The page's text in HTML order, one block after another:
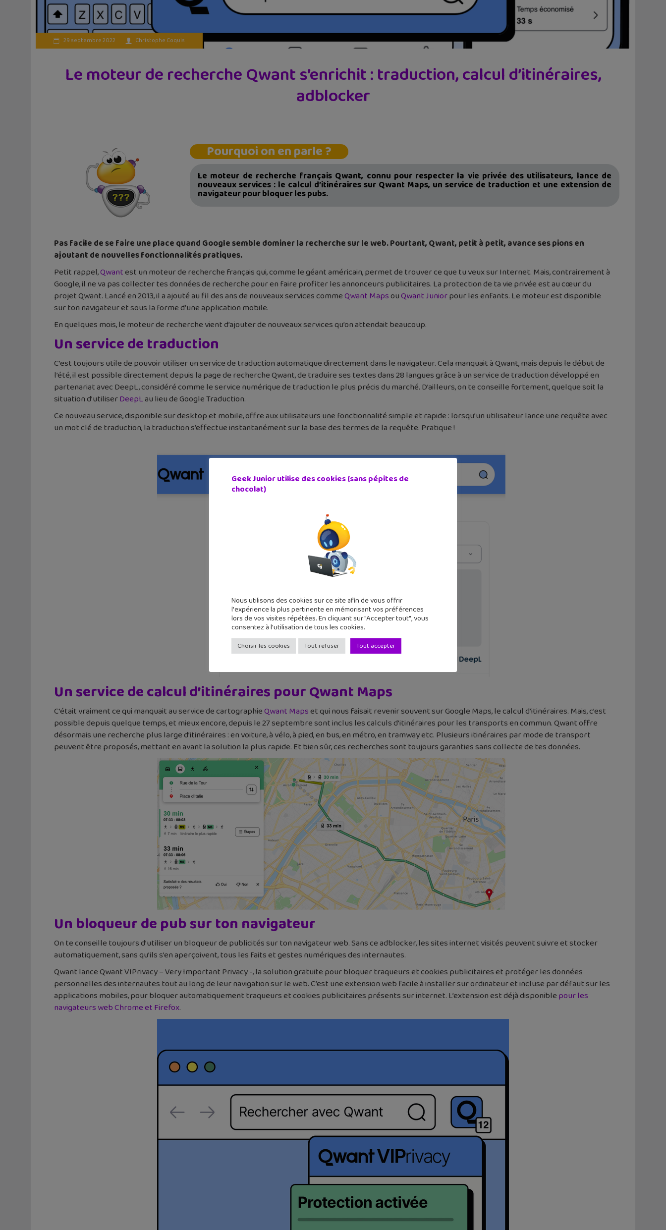
29 septembre 2022 Christophe Coquis
Le moteur de recherche Qwant s’enrichit : traduction, calcul d’itinéraires,
adblocker
Pourquoi on en parle ?
Le moteur de recherche français Qwant, connu pour respecter la vie privée des utilisateurs, lance de
nouveaux services : le calcul d’itinéraires sur Qwant Maps, un service de traduction et une extension de
navigateur pour bloquer les pubs.
Pas facile de se faire une place quand Google semble dominer la recherche sur le web. Pourtant, Qwant, petit à petit, avance ses pions en
ajoutant de nouvelles fonctionnalités pratiques.
Petit rappel,Qwantest un moteur de recherche français qui, comme le géant américain, permet de trouver ce que tu veux sur Internet. Mais, contrairement à
Google, il ne va pas collecter tes données de recherche pour en faire profiter les annonceurs publicitaires. La protection de ta vie privée est au cœur du
projet Qwant. Lancé en 2013, il a ajouté au fil des ans de nouveaux services commeQwant MapsouQwant Juniorpour les enfants. Le moteur est disponible
sur ton navigateur et sous la forme d’une application mobile.
En quelques mois, le moteur de recherche vient d’ajouter de nouveaux services qu’on attendait beaucoup.
Un service de traduction
C’est toujours utile de pouvoir utiliser un service de traduction automatique directement dans le navigateur. Cela manquait à Qwant, mais depuis le début de
l’été, il est possible directement depuis la page de recherche Qwant, de traduire ses textes dans 28 langues grâce à un service de traduction développé en
partenariat avec DeepL, considéré comme le service numérique de traduction le plus précis du marché. D’ailleurs, on te conseille fortement, quelque soit la
situation d’utiliserDeepLau lieu de Google Traduction.
Ce nouveau service, disponible sur desktop et mobile, offre aux utilisateurs une fonctionnalité simple et rapide : lorsqu’un utilisateur lance une requête avec
un mot clé de traduction, la traduction s’effectue instantanément sur la base des termes de la requête. Pratique !
Un service de calcul d’itinéraires pour Qwant Maps
C’était vraiment ce qui manquait au service de cartographieQwant Mapset qui nous faisait revenir souvent sur Google Maps, le calcul d’itinéraires. Mais, c’est
possible depuis quelque temps, et mieux encore, depuis le 27 septembre sont inclus les calculs d’itinéraires pour les transports en commun. Qwant offre
désormais une recherche plus large d’itinéraires : en voiture, à vélo, à pied, en bus, en métro, en tramway etc. Plusieurs itinéraires par mode de transport
peuvent être proposés, mettant en avant la solution la plus rapide. Et bien sûr, ces recherches sont toujours garanties sans collecte de tes données.
Un bloqueur de pub sur ton navigateur
On te conseille toujours d’utiliser un bloqueur de publicités sur ton navigateur web. Sans ce adblocker, les sites internet visités peuvent suivre et stocker
automatiquement, sans qu’ils s’en aperçoivent, tous les faits et gestes numériques des internautes.
Qwant lance Qwant VIPrivacy – Very Important Privacy -, la solution gratuite pour bloquer traqueurs et cookies publicitaires et protéger les données
personnelles des internautes tout au long de leur navigation sur le web. C’est une extension web facile à installer sur ordinateur et incluse par défaut sur les
applications mobiles, pour bloquer automatiquement traqueurs et cookies publicitaires présents sur internet. L’extension est déjà disponiblepour les
navigateurs web Chrome et Firefox.
Geek Junior utilise des cookies (sans pépites de
chocolat)
Nous utilisons des cookies sur ce site afin de vous offrir
l'expérience la plus pertinente en mémorisant vos préférences
lors de vos visites répétées. En cliquant sur "Accepter tout", vous
consentez à l'utilisation de tous les cookies.
Choisir les cookies Tout refuser Tout accepter